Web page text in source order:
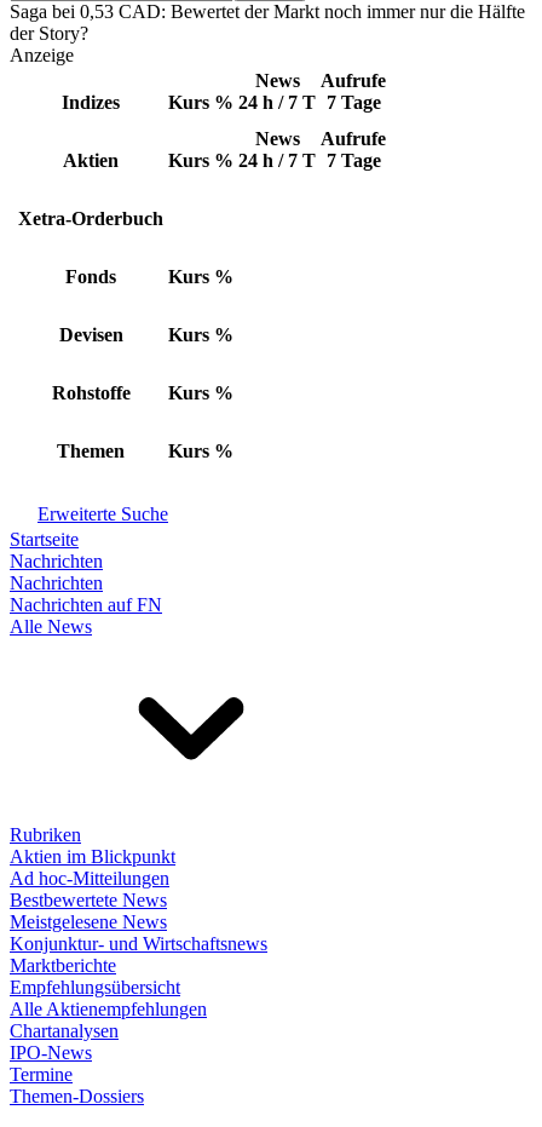
Saga bei 0,53 CAD: Bewertet der Markt noch immer nur die Hälfte
der Story?
Anzeige
Indizes Kurs %
News
24 h / 7 T
Aufrufe
7 Tage
Aktien Kurs %
News
24 h / 7 T
Aufrufe
7 Tage
Xetra-Orderbuch
Fonds Kurs %
Devisen Kurs %
Rohstoffe Kurs %
Themen Kurs %
Erweiterte Suche
Startseite
Nachrichten
Nachrichten
Nachrichten auf FN
Alle News
Rubriken
Aktien im Blickpunkt
Ad hoc-Mitteilungen
Bestbewertete News
Meistgelesene News
Konjunktur- und Wirtschaftsnews
Marktberichte
Empfehlungsübersicht
Alle Aktienempfehlungen
Chartanalysen
IPO-News
Termine
Themen-Dossiers